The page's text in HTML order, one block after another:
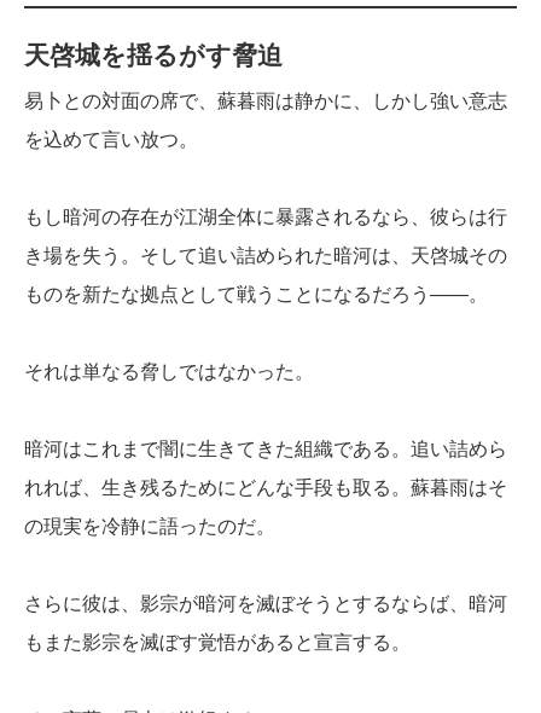
天啓城を揺るがす脅迫
易卜との対面の席で、蘇暮雨は静かに、しかし強い意志
を込めて言い放つ。
もし暗河の存在が江湖全体に暴露されるなら、彼らは行
き場を失う。そして追い詰められた暗河は、天啓城その
ものを新たな拠点として戦うことになるだろう――。
それは単なる脅しではなかった。
暗河はこれまで闇に生きてきた組織である。追い詰めら
れれば、生き残るためにどんな手段も取る。蘇暮雨はそ
の現実を冷静に語ったのだ。
さらに彼は、影宗が暗河を滅ぼそうとするならば、暗河
もまた影宗を滅ぼす覚悟があると宣言する。